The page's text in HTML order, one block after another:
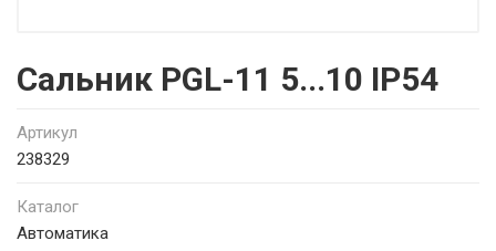
Сальник PGL-11 5...10 IP54
Артикул
238329
Каталог
Автоматика